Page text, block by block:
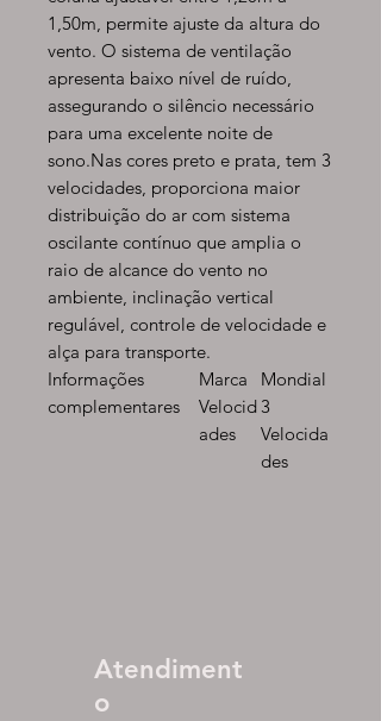
1,50m, permite ajuste da altura do
vento. O sistema de ventilação
apresenta baixo nível de ruído,
assegurando o silêncio necessário
para uma excelente noite de
sono.Nas cores preto e prata, tem 3
velocidades, proporciona maior
distribuição do ar com sistema
oscilante contínuo que amplia o
raio de alcance do vento no
ambiente, inclinação vertical
regulável, controle de velocidade e
alça para transporte.
Informações
complementares
Marca
Mondial
Velocid
ades
3
Velocida
des
Atendiment
o